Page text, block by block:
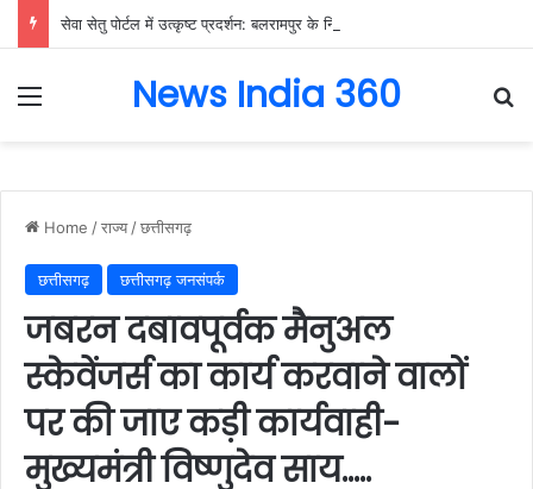
Menu News India 360
Home /राज्य /छत्तीसगढ़
छत्तीसगढ़ छत्तीसगढ़ जनसंपर्क
जबरन दबावपूर्वक मैनुअल
स्केवेंजर्स का कार्य करवाने वालों
पर की जाए कड़ी कार्यवाही-
मुख्यमंत्री विष्णुदेव साय…..